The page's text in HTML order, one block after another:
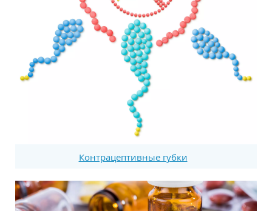
Контрацептивные губки